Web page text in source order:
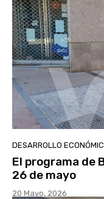
DESARROLLO
El programa de
26 de mayo
20 Mayo, 2026